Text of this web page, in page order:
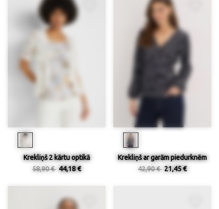
Krekliņš 2 kārtu optikā
58,90 € 44,18 €
Krekliņš ar garām piedurknēm
42,90 € 21,45 €